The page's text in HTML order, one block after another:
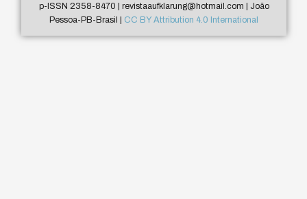
p-ISSN 2358-8470 | revistaaufklarung@hotmail.com | João
Pessoa-PB-Brasil | CC BY Attribution 4.0 International